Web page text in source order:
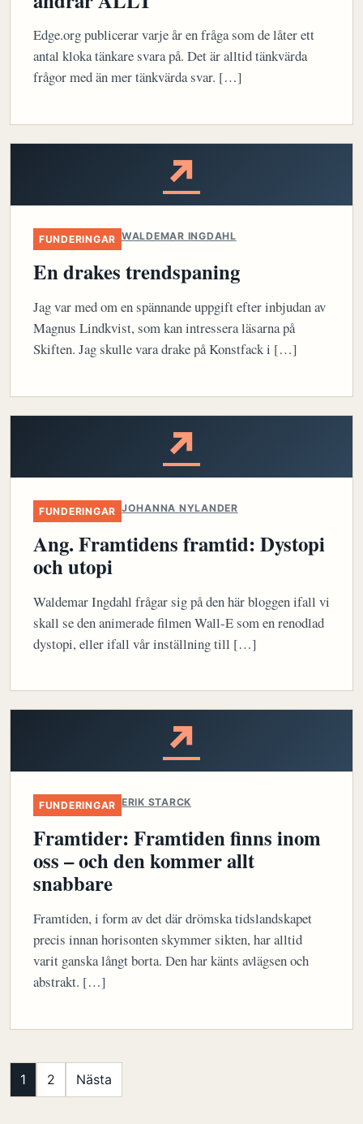
Edge.org publicerar varje år en fråga som de låter ett
antal kloka tänkare svara på. Det är alltid tänkvärda
frågor med än mer tänkvärda svar. […]
↗
FUNDERINGAR WALDEMAR INGDAHL
En drakes trendspaning
Jag var med om en spännande uppgift efter inbjudan av
Magnus Lindkvist, som kan intressera läsarna på
Skiften. Jag skulle vara drake på Konstfack i […]
↗
FUNDERINGAR JOHANNA NYLANDER
Ang. Framtidens framtid: Dystopi
och utopi
Waldemar Ingdahl frågar sig på den här bloggen ifall vi
skall se den animerade filmen Wall-E som en renodlad
dystopi, eller ifall vår inställning till […]
↗
FUNDERINGAR ERIK STARCK
Framtider: Framtiden finns inom
oss – och den kommer allt
snabbare
Framtiden, i form av det där drömska tidslandskapet
precis innan horisonten skymmer sikten, har alltid
varit ganska långt borta. Den har känts avlägsen och
abstrakt. […]
Sidnumrering
1 2 Nästa